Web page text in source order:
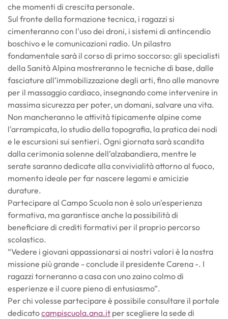
che momenti di crescita personale.
Sul fronte della formazione tecnica, i ragazzi si
cimenteranno con l'uso dei droni, i sistemi di antincendio
boschivo e le comunicazioni radio. Un pilastro
fondamentale sarà il corso di primo soccorso: gli specialisti
della Sanità Alpina mostreranno le tecniche di base, dalle
fasciature all’immobilizzazione degli arti, fino alle manovre
per il massaggio cardiaco, insegnando come intervenire in
massima sicurezza per poter, un domani, salvare una vita.
Non mancheranno le attività tipicamente alpine come
l'arrampicata, lo studio della topografia, la pratica dei nodi
e le escursioni sui sentieri. Ogni giornata sarà scandita
dalla cerimonia solenne dell’alzabandiera, mentre le
serate saranno dedicate alla convivialità attorno al fuoco,
momento ideale per far nascere legami e amicizie
durature.
Partecipare al Campo Scuola non è solo un'esperienza
formativa, ma garantisce anche la possibilità di
beneficiare di crediti formativi per il proprio percorso
scolastico.
“Vedere i giovani appassionarsi ai nostri valori è la nostra
missione più grande - conclude il presidente Carena -. I
ragazzi torneranno a casa con uno zaino colmo di
esperienze e il cuore pieno di entusiasmo”.
Per chi volesse partecipare è possibile consultare il portale
dedicatocampiscuola.ana.it per scegliere la sede di